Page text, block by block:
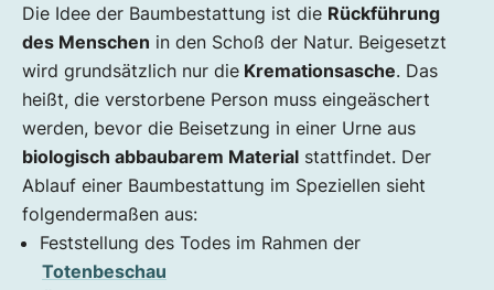
Die Idee der Baumbestattung ist die Rückführung
des Menschen in den Schoß der Natur. Beigesetzt
wird grundsätzlich nur die Kremationsasche. Das
heißt, die verstorbene Person muss eingeäschert
werden, bevor die Beisetzung in einer Urne aus
biologisch abbaubarem Material stattfindet. Der
Ablauf einer Baumbestattung im Speziellen sieht
folgendermaßen aus:
Feststellung des Todes im Rahmen der
Totenbeschau